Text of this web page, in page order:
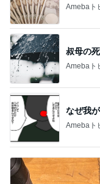
Amebaト
叔母の
Amebaト
なぜ我
Amebaト